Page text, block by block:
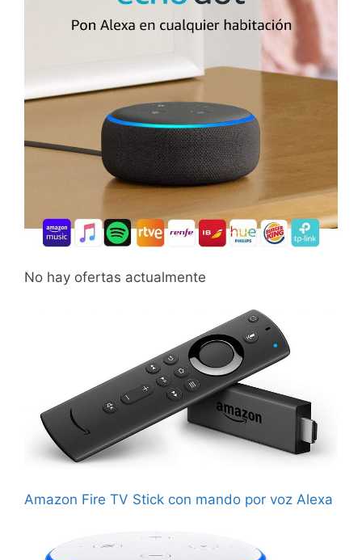
No hay ofertas actualmente
Amazon Fire TV Stick con mando por voz Alexa